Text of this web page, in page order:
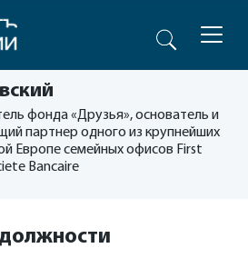
фонда «Друзья», основатель и
партнер одного из крупнейших
Европе семейных офисов First
Bancaire